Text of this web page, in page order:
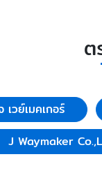
ต
เวย์เมคเกอร์
J Waymaker